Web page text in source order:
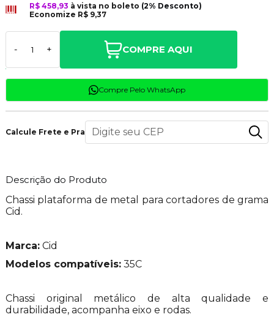
R$ 458,93 à vista no boleto (2% Desconto)
Economize R$ 9,37
- + COMPRE AQUI
Compre Pelo WhatsApp
Calcule Frete e Prazo
Descrição do Produto
Chassi plataforma de metal para cortadores de grama
Cid.
Marca:Cid
Modelos compatíveis:35C
Chassi original metálico de alta qualidade e
durabilidade, acompanha eixo e rodas.